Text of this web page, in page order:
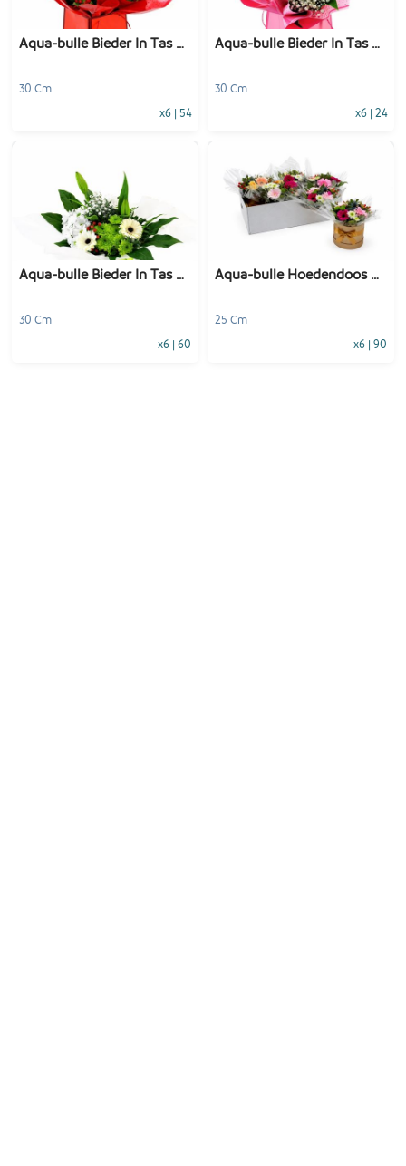
Aqua-bulle Bieder In Tas Rood
30 Cm
x6 54
- 1 + Voeg toe
Aqua-bulle Bieder In Tas Roze
30 Cm
x6 24
1 Voeg toe
Aqua-bulle Bieder In Tas Wit
30 Cm
x6 60
Aqua-bulle Hoedendoos Mix
25 Cm
x6 90